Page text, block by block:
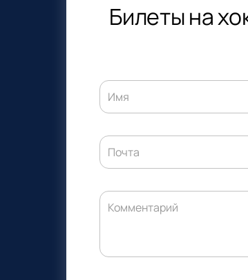
Билеты на
Имя
Почта
Комментарий